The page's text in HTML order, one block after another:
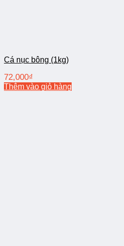
Cá nục bông (1kg)
72,000₫
Thêm vào giỏ hàng